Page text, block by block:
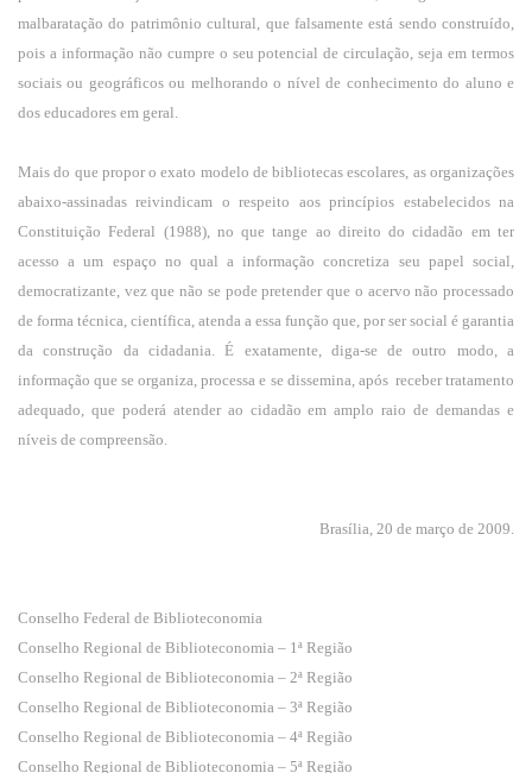
malbaratação do patrimônio cultural, que falsamente está sendo construído,
pois a informação não cumpre o seu potencial de circulação, seja em termos
sociais ou geográficos ou melhorando o nível de conhecimento do aluno e
dos educadores em geral.
Mais do que propor o exato modelo de bibliotecas escolares, as organizações
abaixo-assinadas reivindicam o respeito aos princípios estabelecidos na
Constituição Federal (1988), no que tange ao direito do cidadão em ter
acesso a um espaço no qual a informação concretiza seu papel social,
democratizante, vez que não se pode pretender que o acervo não processado
de forma técnica, científica, atenda a essa função que, por ser social é garantia
da construção da cidadania. É exatamente, diga-se de outro modo, a
informação que se organiza, processa e se dissemina, após receber tratamento
adequado, que poderá atender ao cidadão em amplo raio de demandas e
níveis de compreensão.
Brasília, 20 de março de 2009.
Conselho Federal de Biblioteconomia
Conselho Regional de Biblioteconomia – 1ª Região
Conselho Regional de Biblioteconomia – 2ª Região
Conselho Regional de Biblioteconomia – 3ª Região
Conselho Regional de Biblioteconomia – 4ª Região
Conselho Regional de Biblioteconomia – 5ª Região